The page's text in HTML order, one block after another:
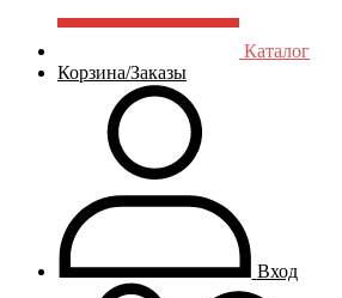
Каталог
Корзина/Заказы
Вход